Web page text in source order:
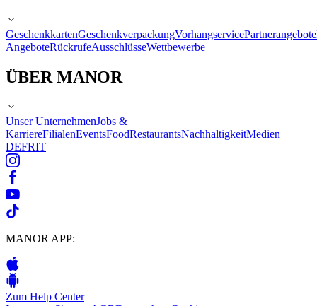
GeschenkkartenGeschenkverpackungVorhangservicePartnerangebote
AngeboteRückrufeAusschlüsseWettbewerbe
ÜBER MANOR
Unser UnternehmenJobs &
KarriereFilialenEventsFoodRestaurantsNachhaltigkeitMedien
DEFRIT
MANOR APP:
Zum Help Center